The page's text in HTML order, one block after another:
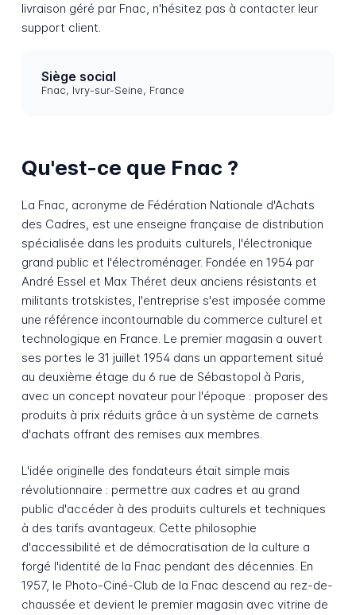
livraison géré par Fnac, n'hésitez pas à contacter leur
support client.
Siège social
Fnac, Ivry-sur-Seine, France
Qu'est-ce que Fnac ?
La Fnac, acronyme de Fédération Nationale d'Achats
des Cadres, est une enseigne française de distribution
spécialisée dans les produits culturels, l'électronique
grand public et l'électroménager. Fondée en 1954 par
André Essel et Max Théret deux anciens résistants et
militants trotskistes, l'entreprise s'est imposée comme
une référence incontournable du commerce culturel et
technologique en France. Le premier magasin a ouvert
ses portes le 31 juillet 1954 dans un appartement situé
au deuxième étage du 6 rue de Sébastopol à Paris,
avec un concept novateur pour l'époque : proposer des
produits à prix réduits grâce à un système de carnets
d'achats offrant des remises aux membres.
L'idée originelle des fondateurs était simple mais
révolutionnaire : permettre aux cadres et au grand
public d'accéder à des produits culturels et techniques
à des tarifs avantageux. Cette philosophie
d'accessibilité et de démocratisation de la culture a
forgé l'identité de la Fnac pendant des décennies. En
1957, le Photo-Ciné-Club de la Fnac descend au rez-de-
chaussée et devient le premier magasin avec vitrine de